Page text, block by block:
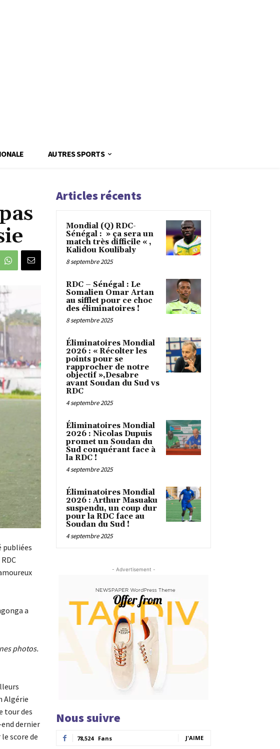
AUTRES SPORTS
publiées
a
photos.
Algérie
tour des
dernier
score de
Articles récents
Mondial (Q) RDC-
Sénégal : » ça sera un
match très difficile « ,
Kalidou Koulibaly
8 septembre 2025
RDC – Sénégal : Le
Somalien Omar Artan
au sifflet pour ce choc
des éliminatoires !
8 septembre 2025
Éliminatoires Mondial
2026 : « Récolter les
points pour se
rapprocher de notre
objectif »,Desabre
avant Soudan du Sud vs
RDC
4 septembre 2025
Éliminatoires Mondial
2026 : Nicolas Dupuis
promet un Soudan du
Sud conquérant face à
la RDC !
4 septembre 2025
Éliminatoires Mondial
2026 : Arthur Masuaku
suspendu, un coup dur
pour la RDC face au
Soudan du Sud !
4 septembre 2025
- Advertisement -
Nous suivre
78,524 Fans J'AIME